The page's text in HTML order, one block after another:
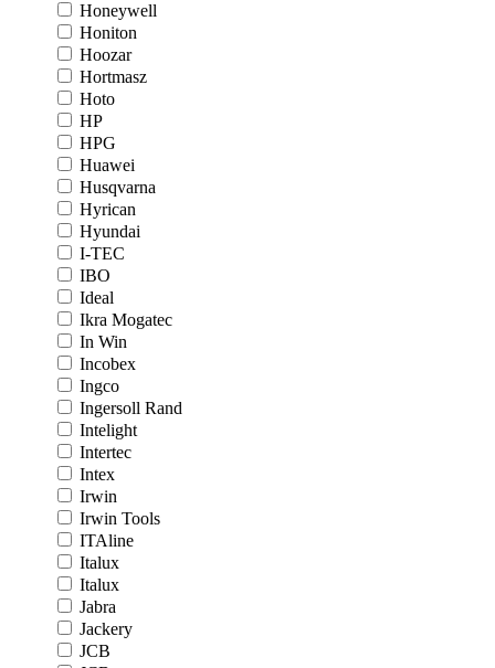
Honeywell
Honiton
Hoozar
Hortmasz
Hoto
HP
HPG
Huawei
Husqvarna
Hyrican
Hyundai
I-TEC
IBO
Ideal
Ikra Mogatec
In Win
Incobex
Ingco
Ingersoll Rand
Intelight
Intertec
Intex
Irwin
Irwin Tools
ITAline
Italux
Italux
Jabra
Jackery
JCB